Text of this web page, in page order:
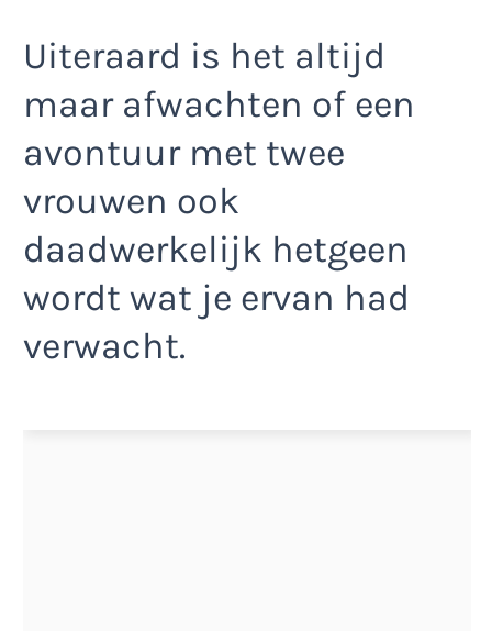
Uiteraard is het altijd
maar afwachten of een
avontuur met twee
vrouwen ook
daadwerkelijk hetgeen
wordt wat je ervan had
verwacht.